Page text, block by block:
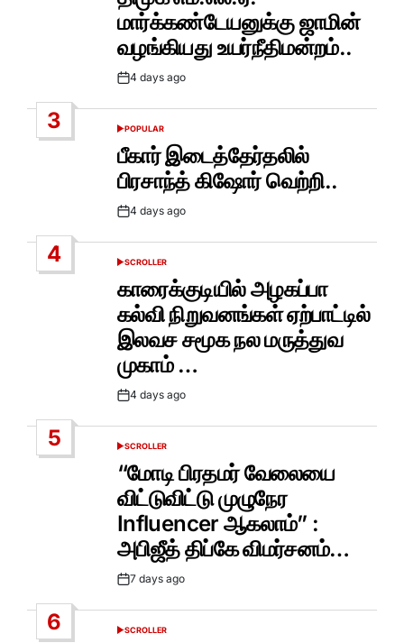
மார்க்கண்டேயனுக்கு ஜாமின்
வழங்கியது உயர்நீதிமன்றம்..
Post4 days ago
3
POSTED
IN
POPULAR
பீகார் இடைத்தேர்தலில்
பிரசாந்த் கிஷோர் வெற்றி..
Post4 days ago
4
POSTED
SCROLLER
காரைக்குடியில் அழகப்பா
கல்வி நிறுவனங்கள் ஏற்பாட்டில்
இலவச சமூக நல மருத்துவ
முகாம் …
Post4 days ago
5
POSTED
IN
SCROLLER
“மோடி பிரதமர் வேலையை
விட்டுவிட்டு முழுநேர
Influencer ஆகலாம்” :
அபிஜீத் திப்கே விமர்சனம்…
Post7 days ago
6
POSTED
SCROLLER